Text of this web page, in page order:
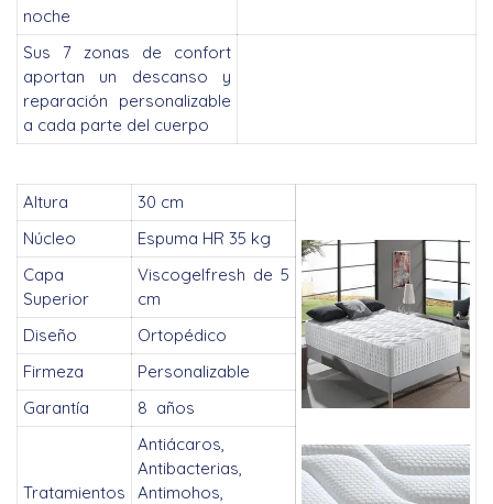
noche
Sus 7 zonas de confort
aportan un descanso y
reparación personalizable
a cada parte del cuerpo
Altura
30 cm
Núcleo
Espuma HR 35 kg
Capa
Superior
Viscogelfresh de 5
cm
Diseño
Ortopédico
Firmeza
Personalizable
Garantía
8 años
Tratamientos
Antiácaros,
Antibacterias,
Antimohos,